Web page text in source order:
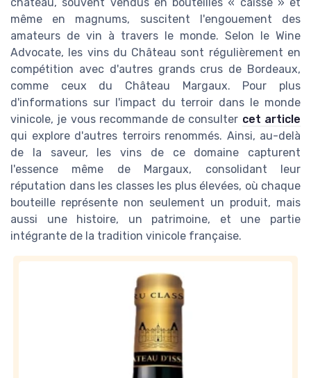
même en magnums, suscitent l'engouement des
amateurs de vin à travers le monde. Selon le Wine
Advocate, les vins du Château sont régulièrement en
compétition avec d'autres grands crus de Bordeaux,
comme ceux du Château Margaux. Pour plus
d'informations sur l'impact du terroir dans le monde
vinicole, je vous recommande de consulter cet article
qui explore d'autres terroirs renommés. Ainsi, au-delà
de la saveur, les vins de ce domaine capturent
l'essence même de Margaux, consolidant leur
réputation dans les classes les plus élevées, où chaque
bouteille représente non seulement un produit, mais
aussi une histoire, un patrimoine, et une partie
intégrante de la tradition vinicole française.